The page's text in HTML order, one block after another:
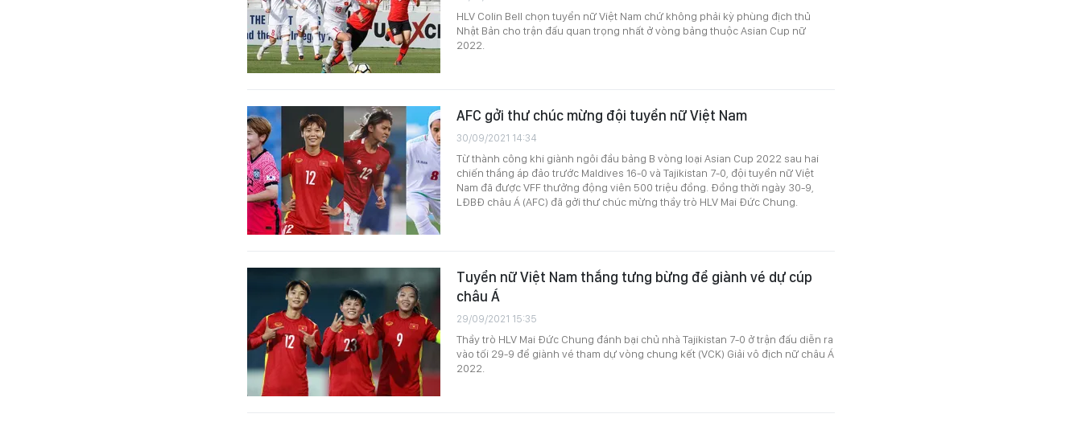
HLV Colin Bell chọn tuyển nữ Việt Nam chứ không phải kỳ phùng địch thủ
Nhật Bản cho trận đấu quan trọng nhất ở vòng bảng thuộc Asian Cup nữ
2022.
AFC gởi thư chúc mừng đội tuyển nữ Việt Nam
30/09/2021 14:34
Từ thành công khi giành ngôi đầu bảng B vòng loại Asian Cup 2022 sau hai
chiến thắng áp đảo trước Maldives 16-0 và Tajikistan 7-0, đội tuyển nữ Việt
Nam đã được VFF thưởng động viên 500 triệu đồng. Đồng thời ngày 30-9,
LĐBĐ châu Á (AFC) đã gởi thư chúc mừng thầy trò HLV Mai Đức Chung.
Tuyển nữ Việt Nam thắng tưng bừng để giành vé dự cúp
châu Á
29/09/2021 15:35
Thầy trò HLV Mai Đức Chung đánh bại chủ nhà Tajikistan 7-0 ở trận đấu diễn ra
vào tối 29-9 để giành vé tham dự vòng chung kết (VCK) Giải vô địch nữ châu Á
2022.